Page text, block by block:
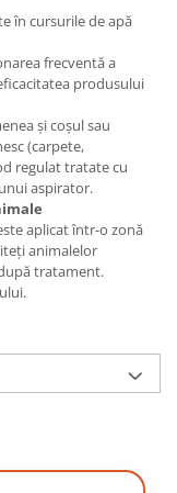
în cursurile de apă
frecventă a
produsului
și coșul sau
(carpete,
regulat tratate cu
aspirator.
aplicat într-o zonă
animalelor
tratament.